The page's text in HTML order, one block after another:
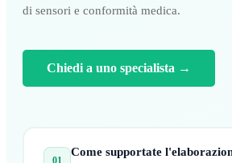
di sensori e conformità medica.
Chiedi a uno specialista →
01
Come supportate